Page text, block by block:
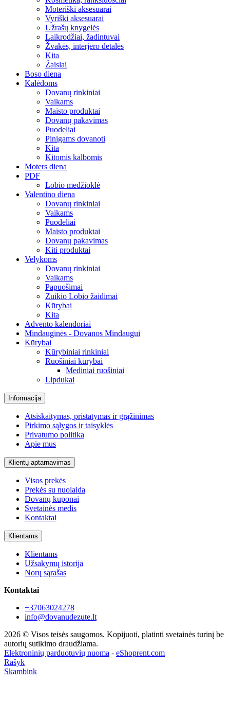
Moteriški aksesuarai
Vyriški aksesuarai
Užrašų knygelės
Laikrodžiai, žadintuvai
Žvakės, interjero detalės
Kita
Žaislai
Boso diena
Kalėdoms
Dovanų rinkiniai
Vaikams
Maisto produktai
Dovanų pakavimas
Puodeliai
Pinigams dovanoti
Kita
Kitomis kalbomis
Moters diena
PDF
Lobio medžioklė
Valentino diena
Dovanų rinkiniai
Vaikams
Puodeliai
Maisto produktai
Dovanų pakavimas
Kiti produktai
Velykoms
Dovanų rinkiniai
Vaikams
Papuošimai
Zuikio Lobio žaidimai
Kūrybai
Kita
Advento kalendoriai
Mindauginės - Dovanos Mindaugui
Kūrybai
Kūrybiniai rinkiniai
Ruošiniai kūrybai
Mediniai ruošiniai
Lipdukai
Informacija
Atsiskaitymas, pristatymas ir grąžinimas
Pirkimo sąlygos ir taisyklės
Privatumo politika
Apie mus
Klientų aptarnavimas
Visos prekės
Prekės su nuolaida
Dovanų kuponai
Svetainės medis
Kontaktai
Klientams
Klientams
Užsakymų istorija
Norų sąrašas
Kontaktai
+37063024278
info@dovanudezute.lt
2026 © Visos teisės saugomos. Kopijuoti, platinti svetainės turinį be
autorių sutikimo draudžiama.
Elektroninių parduotuvių nuoma - eShoprent.com
Rašyk
Skambink